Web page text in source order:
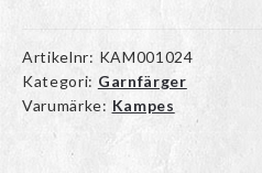
Artikelnr: KAM001024
Kategori: Garnfärger
Varumärke: Kampes